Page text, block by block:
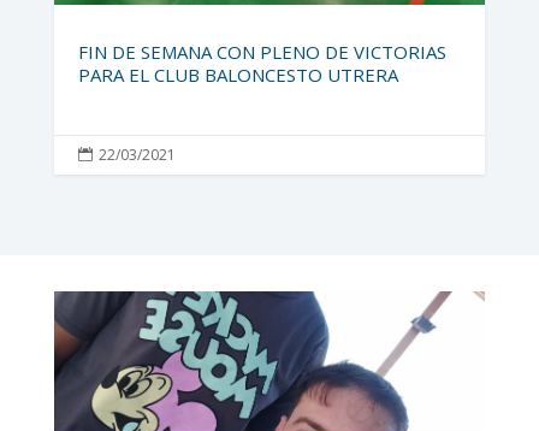
FIN DE SEMANA CON PLENO DE VICTORIAS
PARA EL CLUB BALONCESTO UTRERA
 22/03/2021